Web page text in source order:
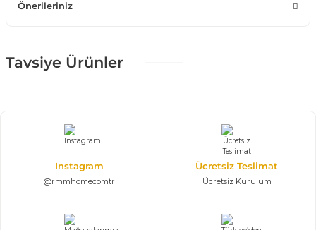
Önerileriniz
Tavsiye Ürünler
215.350,00 TL
Instagram
@rmmhomecomtr
Ücretsiz Teslimat
Ücretsiz Kurulum